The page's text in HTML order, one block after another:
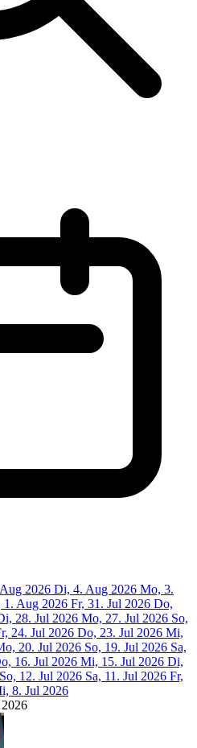
2026 Di, 4. Aug 2026 Mo, 3.
1. Aug 2026 Fr, 31. Jul 2026 Do,
28. Jul 2026 Mo, 27. Jul 2026 So,
24. Jul 2026 Do, 23. Jul 2026 Mi,
20. Jul 2026 So, 19. Jul 2026 Sa,
16. Jul 2026 Mi, 15. Jul 2026 Di,
So, 12. Jul 2026 Sa, 11. Jul 2026 Fr,
8. Jul 2026